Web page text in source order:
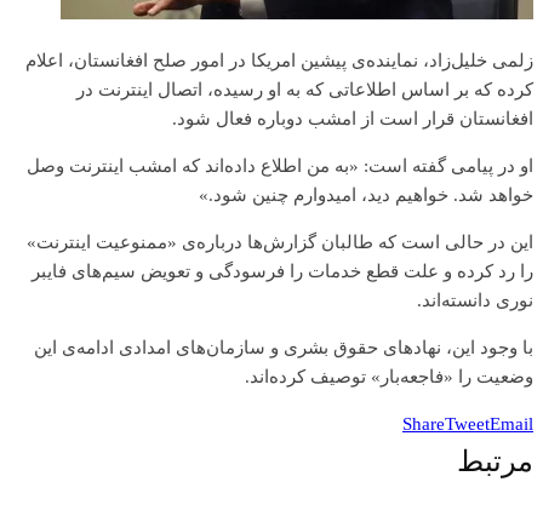
زلمی خلیل‌زاد، نماینده‌ی پیشین امریکا در امور صلح افغانستان، اعلام
کرده که بر اساس اطلاعاتی که به او رسیده، اتصال اینترنت در
افغانستان قرار است از امشب دوباره فعال شود.
او در پیامی گفته است: «به من اطلاع داده‌اند که امشب اینترنت وصل
خواهد شد. خواهیم دید، امیدوارم چنین شود.»
این در حالی است که طالبان گزارش‌ها درباره‌ی «ممنوعیت اینترنت»
را رد کرده و علت قطع خدمات را فرسودگی و تعویض سیم‌های فایبر
نوری دانسته‌اند.
با وجود این، نهادهای حقوق بشری و سازمان‌های امدادی ادامه‌ی این
وضعیت را «فاجعه‌بار» توصیف کرده‌اند.
ShareTweetEmail
مرتبط